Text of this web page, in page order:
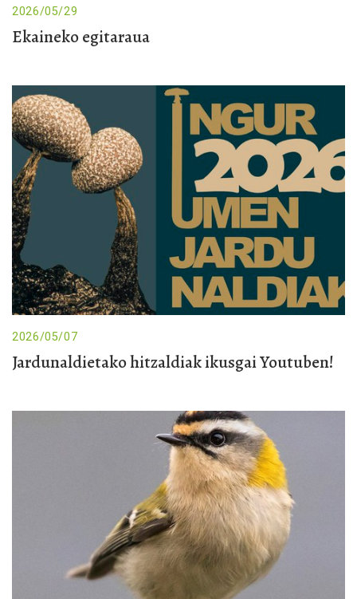
2026/05/29
Ekaineko egitaraua
2026/05/07
Jardunaldietako hitzaldiak ikusgai Youtuben!